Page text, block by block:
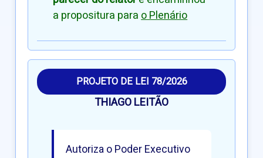
a propositura parao Plenário
PROJETO DE LEI 78/2026
THIAGO LEITÃO
Autoriza o Poder Executivo